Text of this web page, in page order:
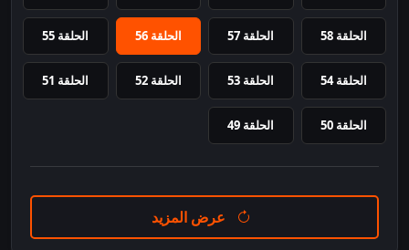
الحلقة 58 الحلقة 57 الحلقة 56 الحلقة 55
الحلقة 54 الحلقة 53 الحلقة 52 الحلقة 51
الحلقة 50 الحلقة 49
عرض المزيد